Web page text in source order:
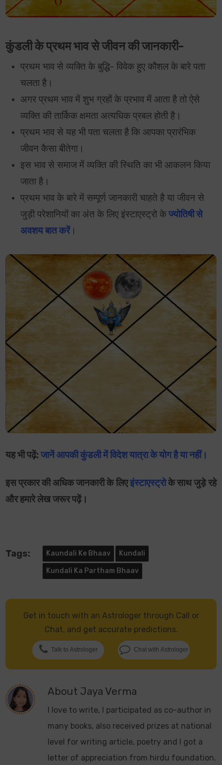
कुंडली के प्रथम भाव से जीवन की जानकारी-
प्रथम भाव से व्यक्ति के बुद्धि- विवेक हुए कौशल के बारे पता
चलता है।
अगर प्रथम भाव में शुभ ग्रहों के प्रभाव में आता है तो ऐसे
व्यक्ति की तार्किक क्षमता अत्यधिक प्रबल होती है।
प्रथम भाव से यह भी पता चलता है कि आपका प्रारंभिक
जीवन कैसा बीतेगा।
इस भाव से समाज में व्यक्ति की स्थिति का भी आकलन किया
जाता है।
प्रथम भाव के बारे में सम्पूर्ण जानकारी चाहते है या जीवन से
जुड़ी परेशानियों का अंत के लिए इंस्टाएस्ट्रो केज्योतिषी से
अवशय बात करें।
यह भी पढ़ें:जानें आपकी कुंडली में विदेश यात्रा के योग है या नहीं।
इस प्रकार की अधिक जानकारी के लिएइंस्टाएस्ट्रोके साथ जुड़े रहे
और हमारे लेख जरूर पढ़ें।
Tags: Kaundali Ke Bhaav Kundali
Kundali Ka Partham Bhaav
Get in touch with an Astrologer through Call or
Chat, and get accurate predictions.
Talk to Astrologer Chat with Astrologer
About Jaya Verma
I love to write, I participated as co-author in
many books, also received prizes at national
level for writing article, poetry and I got a
letter of appreciation from hirdu foundation.